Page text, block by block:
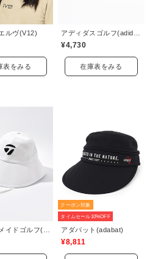
ルヴ(V12)
表をみる
¥4,730
在庫表をみる
クーポン対象
タイムセール10%OFF
アダバット(adabat)
¥8,811